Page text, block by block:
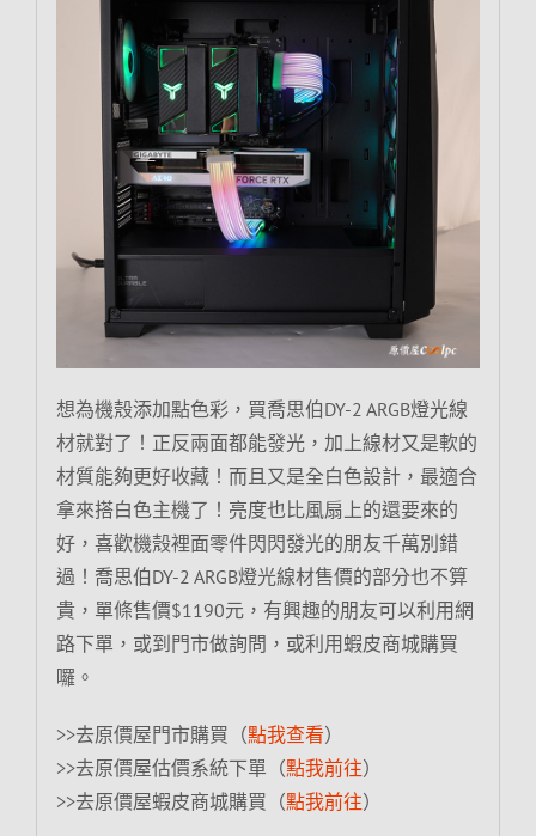
想為機殼添加點色彩，買喬思伯DY-2 ARGB燈光線
材就對了！正反兩面都能發光，加上線材又是軟的
材質能夠更好收藏！而且又是全白色設計，最適合
拿來搭白色主機了！亮度也比風扇上的還要來的
好，喜歡機殼裡面零件閃閃發光的朋友千萬別錯
過！喬思伯DY-2 ARGB燈光線材售價的部分也不算
貴，單條售價$1190元，有興趣的朋友可以利用網
路下單，或到門市做詢問，或利用蝦皮商城購買
囉。
>>去原價屋門市購買（點我查看）
>>去原價屋估價系統下單（點我前往）
>>去原價屋蝦皮商城購買（點我前往）